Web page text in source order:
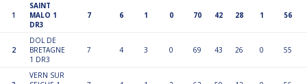
1
SAINT
MALO 1
DR3
7 6 1 0 70 42 28 1 56
2
DOL DE
BRETAGNE
1 DR3
7 4 3 0 69 43 26 0 55
VERN SUR